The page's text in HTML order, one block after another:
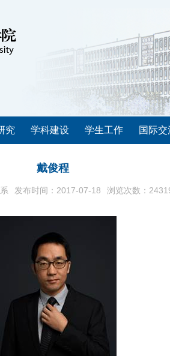
究 学科建设 学生工作 国际交
戴俊程
发布时间：2017-07-18 浏览次数：